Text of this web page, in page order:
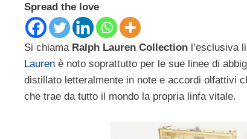
Spread the love
Si chiama Ralph Lauren Collection l’esclusiva
Lauren è noto soprattutto per le sue linee di
distillato letteralmente in note e accordi olfattivi
che trae da tutto il mondo la propria linfa vitale.